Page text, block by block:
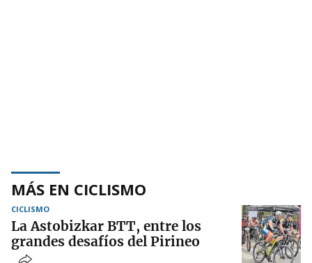
MÁS EN CICLISMO
CICLISMO
La Astobizkar BTT, entre los
grandes desafíos del Pirineo